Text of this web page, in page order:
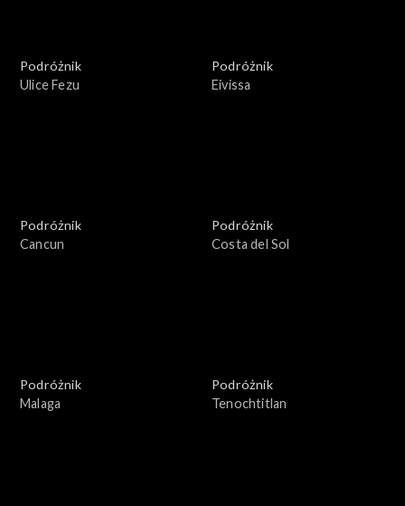
Podróżnik
Ulice Fezu
Podróżnik
Eivissa
Podróżnik
Cancun
Podróżnik
Costa del Sol
Podróżnik
Malaga
Podróżnik
Tenochtitlan